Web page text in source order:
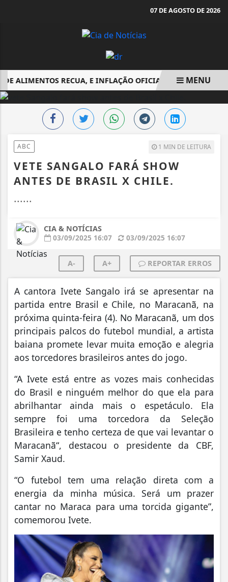
07 DE AGOSTO DE 2026
DE ALIMENTOS RECUA, E INFLAÇÃO OFICIAL DE JUNHO FICA
MENU
ABC 1 MIN DE LEITURA
VETE SANGALO FARÁ SHOW
ANTES DE BRASIL X CHILE.
......
CIA & NOTÍCIAS
03/09/2025 16:07
03/09/2025 16:07
A- A+ REPORTAR ERROS
A cantora Ivete Sangalo irá se apresentar na
partida entre Brasil e Chile, no Maracanã, na
próxima quinta-feira (4). No Maracanã, um dos
principais palcos do futebol mundial, a artista
baiana promete levar muita emoção e alegria
aos torcedores brasileiros antes do jogo.
“A Ivete está entre as vozes mais conhecidas
do Brasil e ninguém melhor do que ela para
abrilhantar ainda mais o espetáculo. Ela
sempre foi uma torcedora da Seleção
Brasileira e tenho certeza de que vai levantar o
Maracanã“, destacou o presidente da CBF,
Samir Xaud.
“O futebol tem uma relação direta com a
energia da minha música. Será um prazer
cantar no Maraca para uma torcida gigante”,
comemorou Ivete.